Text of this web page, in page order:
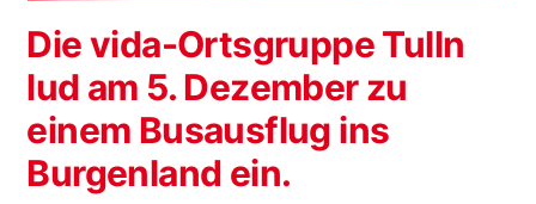
Die vida-Ortsgruppe Tulln
lud am 5. Dezember zu
einem Busausflug ins
Burgenland ein.